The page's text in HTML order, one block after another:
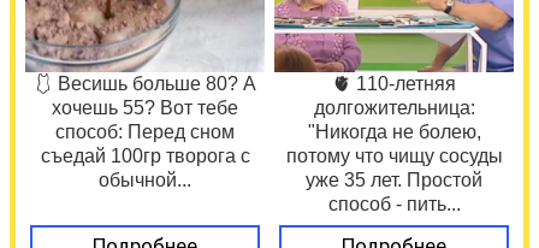
🩱 Весишь больше 80? А
хочешь 55? Вот тебе
способ: Перед сном
съедай 100гр творога с
обычной...
🫀 110-летняя
долгожительница:
"Никогда не болею,
потому что чищу сосуды
уже 35 лет. Простой
способ - пить...